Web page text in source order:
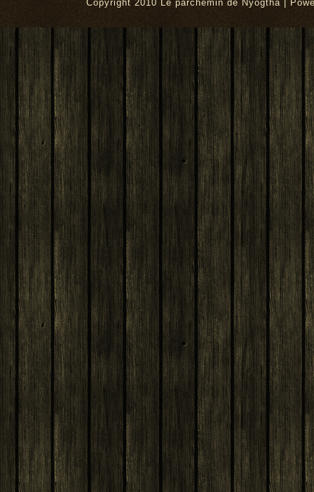
Copyright 2010 Le parchemin de Nyogtha |